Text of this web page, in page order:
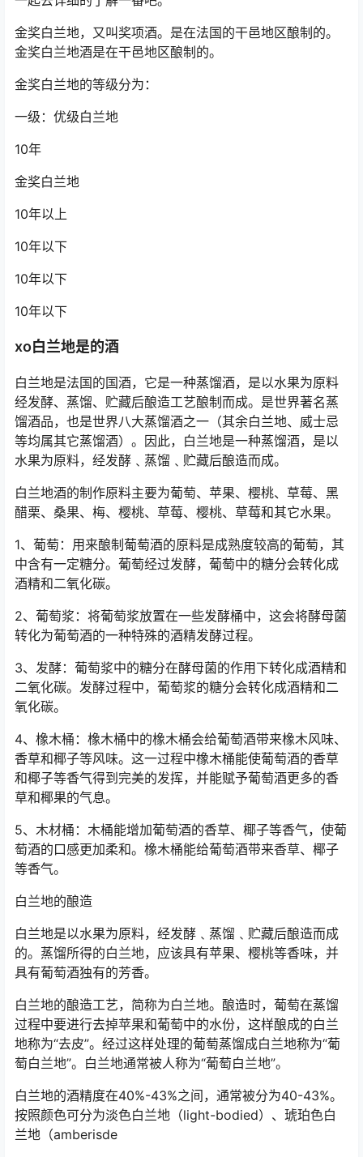
金奖白兰地，又叫奖项酒。是在法国的干邑地区酿制的。
金奖白兰地酒是在干邑地区酿制的。
金奖白兰地的等级分为：
一级：优级白兰地
10年
金奖白兰地
10年以上
10年以下
10年以下
10年以下
xo白兰地是的酒
白兰地是法国的国酒，它是一种蒸馏酒，是以水果为原料
经发酵、蒸馏、贮藏后酿造工艺酿制而成。是世界著名蒸
馏酒品，也是世界八大蒸馏酒之一（其余白兰地、威士忌
等均属其它蒸馏酒）。因此，白兰地是一种蒸馏酒，是以
水果为原料，经发酵﹑蒸馏﹑贮藏后酿造而成。
白兰地酒的制作原料主要为葡萄、苹果、樱桃、草莓、黑
醋栗、桑果、梅、樱桃、草莓、樱桃、草莓和其它水果。
1、葡萄：用来酿制葡萄酒的原料是成熟度较高的葡萄，其
中含有一定糖分。葡萄经过发酵，葡萄中的糖分会转化成
酒精和二氧化碳。
2、葡萄浆：将葡萄浆放置在一些发酵桶中，这会将酵母菌
转化为葡萄酒的一种特殊的酒精发酵过程。
3、发酵：葡萄浆中的糖分在酵母菌的作用下转化成酒精和
二氧化碳。发酵过程中，葡萄浆的糖分会转化成酒精和二
氧化碳。
4、橡木桶：橡木桶中的橡木桶会给葡萄酒带来橡木风味、
香草和椰子等风味。这一过程中橡木桶能使葡萄酒的香草
和椰子等香气得到完美的发挥，并能赋予葡萄酒更多的香
草和椰果的气息。
5、木材桶：木桶能增加葡萄酒的香草、椰子等香气，使葡
萄酒的口感更加柔和。橡木桶能给葡萄酒带来香草、椰子
等香气。
白兰地的酿造
白兰地是以水果为原料，经发酵﹑蒸馏﹑贮藏后酿造而成
的。蒸馏所得的白兰地，应该具有苹果、樱桃等香味，并
具有葡萄酒独有的芳香。
白兰地的酿造工艺，简称为白兰地。酿造时，葡萄在蒸馏
过程中要进行去掉苹果和葡萄中的水份，这样酿成的白兰
地称为“去皮”。经过这样处理的葡萄蒸馏成白兰地称为“葡
萄白兰地”。白兰地通常被人称为“葡萄白兰地”。
白兰地的酒精度在40%-43%之间，通常被分为40-43%。
按照颜色可分为淡色白兰地（light-bodied）、琥珀色白
兰地（amberisde